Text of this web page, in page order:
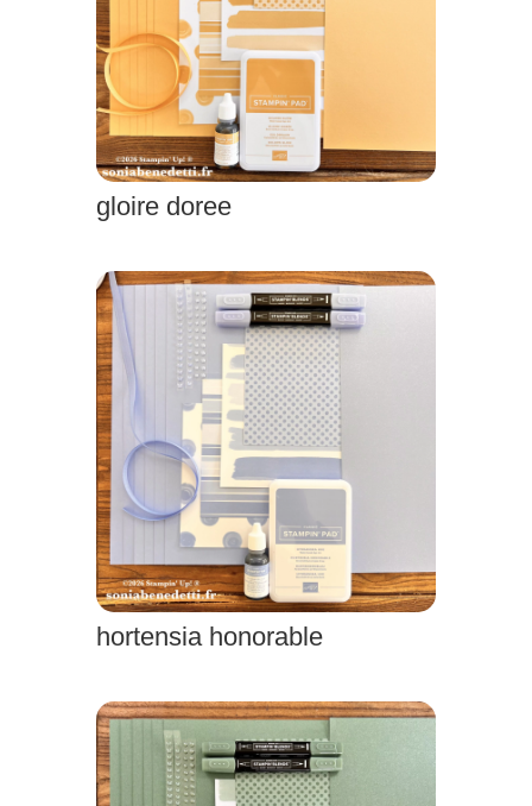
gloire doree
hortensia honorable